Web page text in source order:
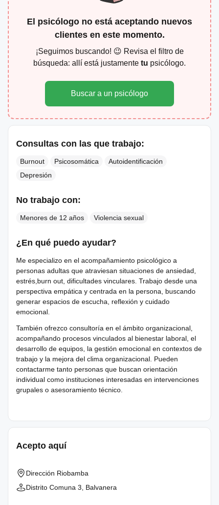
El psicólogo no está aceptando nuevos
clientes en este momento.
¡Seguimos buscando! 😉 Revisa el filtro de
búsqueda: allí está justamente tu psicólogo.
Buscar a un psicólogo
Consultas con las que trabajo:
Burnout Psicosomática
Autoidentificación
Depresión
No trabajo con:
Menores de 12 años Violencia sexual
¿En qué puedo ayudar?
Me especializo en el acompañamiento psicológico a
personas adultas que atraviesan situaciones de ansiedad,
estrés,burn out, dificultades vinculares. Trabajo desde una
perspectiva empática y centrada en la persona, buscando
generar espacios de escucha, reflexión y cuidado
emocional.
También ofrezco consultoría en el ámbito organizacional,
acompañando procesos vinculados al bienestar laboral, el
desarrollo de equipos, la gestión emocional en contextos de
trabajo y la mejora del clima organizacional. Pueden
contactarme tanto personas que buscan orientación
individual como instituciones interesadas en intervenciones
grupales o asesoramiento técnico.
Acepto aquí
Dirección Riobamba
Distrito Comuna 3, Balvanera